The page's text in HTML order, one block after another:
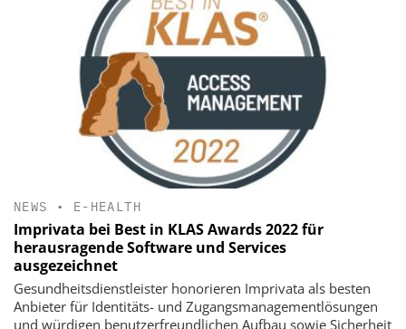
NEWS • E-HEALTH
Imprivata bei Best in KLAS Awards 2022 für
herausragende Software und Services
ausgezeichnet
Gesundheitsdienstleister honorieren Imprivata als besten
Anbieter für Identitäts- und Zugangsmanagementlösungen
und würdigen benutzerfreundlichen Aufbau sowie Sicherheit